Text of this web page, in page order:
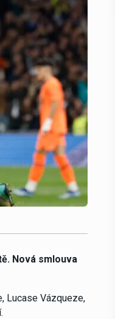
Nová smlouva
Lucase Vázqueze,